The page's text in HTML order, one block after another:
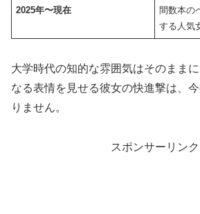
2025年〜現在
間数本の
する人気
大学時代の知的な雰囲気はそのまま
なる表情を見せる彼女の快進撃は、
りません。
スポンサーリンク